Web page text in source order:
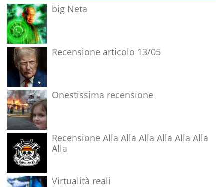
big Neta
Recensione articolo 13/05
Onestissima recensione
Recensione Alla Alla Alla Alla Alla Alla
Alla
Virtualità reali